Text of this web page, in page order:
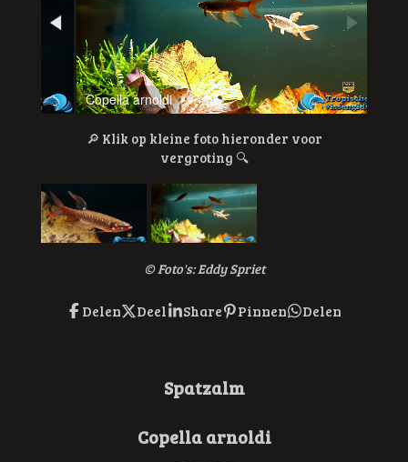
Copella arnoldi
🔎 Klik op kleine foto hieronder voor
vergroting 🔍
© Foto's: Eddy Spriet
Delen Deel Share Pinnen Delen
Spatzalm
Copella arnoldi